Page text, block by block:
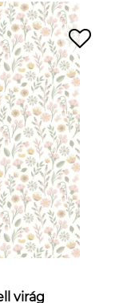
virág